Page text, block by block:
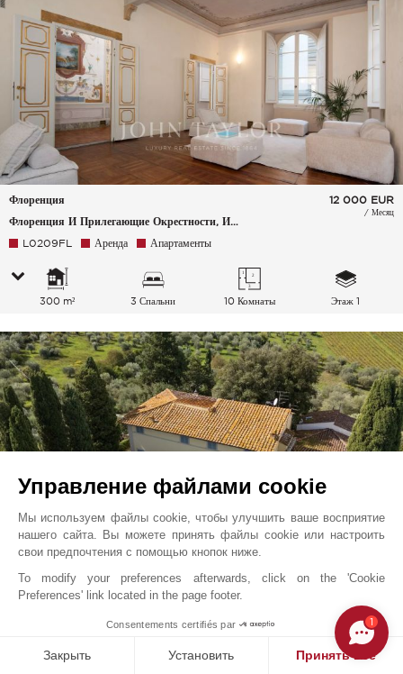
Флоренция
Флоренция И Прилегающие Окрестности, Италия
12 000 EUR
/ Месяц
L0209FL Аренда Апартаменты
300 m² 3 Спальни 10 Комнаты Этаж 1
Флоренция
Флоренция И Прилегающие Окрестности, Италия
3 900 000 EUR
Продажа Вилла
Управление файлами cookie
Мы используем файлы cookie, чтобы улучшить ваше восприятие
нашего сайта. Вы можете принять файлы cookie или настроить
свои предпочтения с помощью кнопок ниже.
To modify your preferences afterwards, click on the 'Cookie
Preferences' link located in the page footer.
Consentements certifiés par
Закрыть Установить Принять все
1